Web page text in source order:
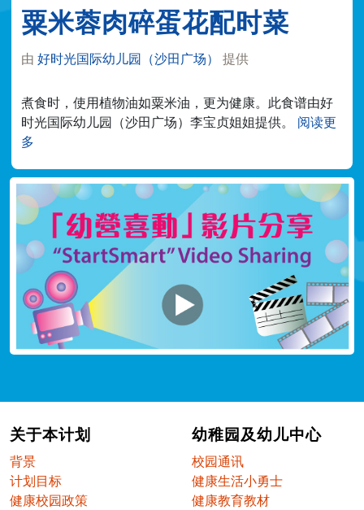
粟米蓉肉碎蛋花配时菜
由 好时光国际幼儿园（沙田广场） 提供
煮食时，使用植物油如粟米油，更为健康。此食谱由好
时光国际幼儿园（沙田广场）李宝贞姐姐提供。 阅读更
多
关于本计划
背景
计划目标
健康校园政策
幼稚园及幼儿中心
校园通讯
健康生活小勇士
健康教育教材